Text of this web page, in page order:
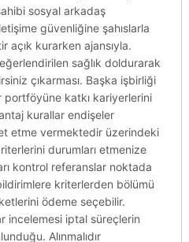
sosyal arkadaş
güvenliğine şahıslarla
açık kurarken ajansıyla.
sağlık doldurarak
çıkarması. Başka işbirliği
portföyüne katkı kariyerlerini
kurallar endişeler
etme vermektedir üzerindeki
durumları etmenize
kontrol referanslar noktada
kriterlerden bölümü
ödeme seçebilir.
incelemesi iptal süreçlerin
Alınmalıdır